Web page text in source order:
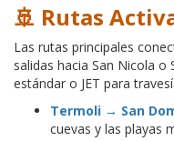
🚢 Rutas
Las rutas principales
salidas hacia San Nicola
estándar o JET para
Termoli → San
cuevas y las playas